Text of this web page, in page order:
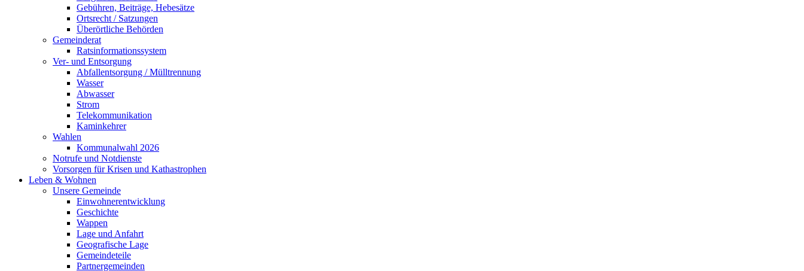
Gebühren, Beiträge, Hebesätze
Ortsrecht / Satzungen
Überörtliche Behörden
Gemeinderat
Ratsinformationssystem
Ver- und Entsorgung
Abfallentsorgung / Mülltrennung
Wasser
Abwasser
Strom
Telekommunikation
Kaminkehrer
Wahlen
Kommunalwahl 2026
Notrufe und Notdienste
Vorsorgen für Krisen und Kathastrophen
Leben & Wohnen
Unsere Gemeinde
Einwohnerentwicklung
Geschichte
Wappen
Lage und Anfahrt
Geografische Lage
Gemeindeteile
Partnergemeinden